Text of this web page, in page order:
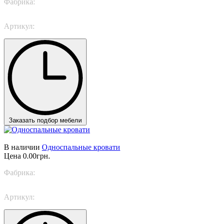
Фабрика:
Артикул:
Заказать подбор мебели
В наличии Односпальные кровати
Цена 0.00грн.
Фабрика:
Артикул: